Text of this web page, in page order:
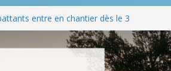
entre en chantier dès le 3